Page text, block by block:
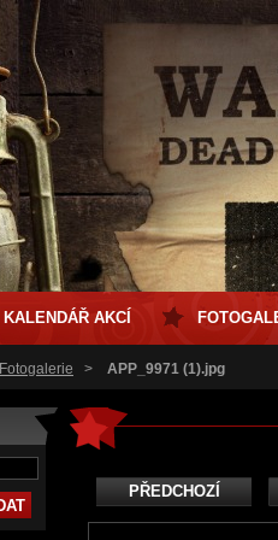
Fotogalerie > APP_9971 (1).jpg
PŘEDCHOZÍ
KALENDÁŘ AKCÍ